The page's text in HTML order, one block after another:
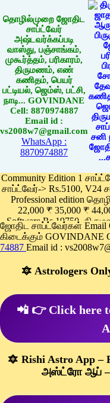
தொழில்முறை ஜோதிட
சாப்ட்வேர்
அஷ்டவர்க்கப்படி
வாஸ்து, பஞ்சாங்கம்,
முகூர்த்தம், பரிகாரம்,
திருமணம், எண்
கணிதம், பெயர்
பட்டியல், ஜெம்ஸ், பட்சி,
நாடி... GOVINDANE
Cell: 8870974887
Email id :
vs2008w7@gmail.com
WhatsApp :
8870974887
Community Edition 1
சாப்ட்வேர்-> Rs.5100, V24
Professional edition
22,000 ₹ 35,000 ₹
Software Rs.19750,
ஜோதிட சாப்ட்வேர்கள் Email
கிடைக்கும் GOVINDANE
74887 Email id :
🔯 Astrologers
📲 👉 Click here
🔯 Rishi Astro App –
அஸ்ட்ரோ ஆப் –